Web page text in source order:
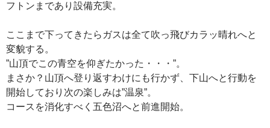
フトンまであり設備充実。
ここまで下ってきたらガスは全て吹っ飛びカラッ晴れへと
変貌する。
”山頂でこの青空を仰ぎたかった・・・”。
まさか？山頂へ登り返すわけにも行かず、下山へと行動を
開始しており次の楽しみは”温泉”。
コースを消化すべく五色沼へと前進開始。